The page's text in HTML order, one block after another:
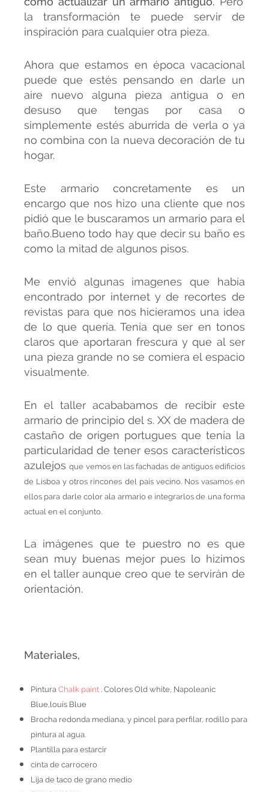
la transformación te puede servir de
inspiración para cualquier otra pieza.
Ahora que estamos en época vacacional
puede que estés pensando en darle un
aire nuevo alguna pieza antigua o en
desuso que tengas por casa o
simplemente estés aburrida de verla o ya
no combina con la nueva decoración de tu
hogar.
Este armario concretamente es un
encargo que nos hizo una cliente que nos
pidió que le buscaramos un armario para el
baño.Bueno todo hay que decir su baño es
como la mitad de algunos pisos.
Me envió algunas imagenes que había
encontrado por internet y de recortes de
revistas para que nos hicieramos una idea
de lo que quería. Tenía que ser en tonos
claros que aportaran frescura y que al ser
una pieza grande no se comiera el espacio
visualmente.
En el taller acababamos de recibir este
armario de principio del s. XX de madera de
castaño de origen portugues que tenía la
particularidad de tener esos característicos
azulejosque vemos en las fachadas de antiguos edificios
de Lisboa y otros rincones del pais vecino. Nos vasamos en
ellos para darle color ala armario e integrarlos de una forma
actual en el conjunto.
La imágenes que te puestro no es que
sean muy buenas mejor pues lo hizimos
en el taller aunque creo que te servirán de
orientación.
Materiales,
Pintura Chalk paint . Colores Old white, Napoleanic
Blue,louis Blue
Brocha redonda mediana, y pincel para perfilar, rodillo para
pintura al agua.
Plantilla para estarcir
cinta de carrocero
Lija de taco de grano medio